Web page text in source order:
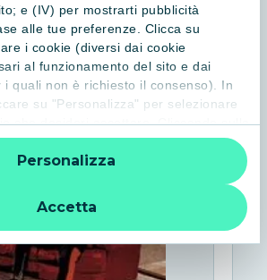
e (IV) per mostrarti pubblicità
alle tue preferenze. Clicca su
i cookie (diversi dai cookie
al funzionamento del sito e dai
i quali non è richiesto il consenso). In
su "Personalizza" per selezionare
che desideri accettare. Cliccando sulla
predefinite vengono lasciate invariate e
può continuare senza cookie o altri
diversi da quelli tecnici. Per
informativa privacy
Accetta
Personalizza